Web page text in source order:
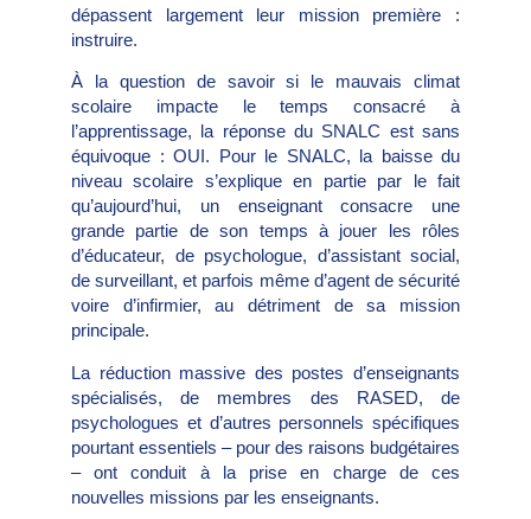
dépassent largement leur mission première :
instruire.
À la question de savoir si le mauvais climat
scolaire impacte le temps consacré à
l’apprentissage, la réponse du SNALC est sans
équivoque : OUI. Pour le SNALC, la baisse du
niveau scolaire s’explique en partie par le fait
qu’aujourd’hui, un enseignant consacre une
grande partie de son temps à jouer les rôles
d’éducateur, de psychologue, d’assistant social,
de surveillant, et parfois même d’agent de sécurité
voire d’infirmier, au détriment de sa mission
principale.
La réduction massive des postes d’enseignants
spécialisés, de membres des RASED, de
psychologues et d’autres personnels spécifiques
pourtant essentiels – pour des raisons budgétaires
– ont conduit à la prise en charge de ces
nouvelles missions par les enseignants.